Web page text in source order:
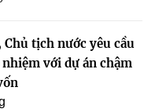
tịch nước yêu cầu
với dự án chậm